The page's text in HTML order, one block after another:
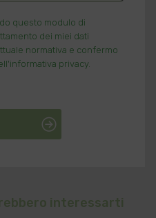
questo modulo di
dei miei dati
normativa e confermo
privacy.
interessarti